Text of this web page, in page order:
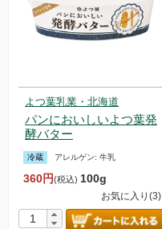
よつ葉乳業・北海道
パンにおいしいよつ葉発
酵バター
冷蔵 アレルゲン: 牛乳
360円(税込) 100g
お気に入り(3)